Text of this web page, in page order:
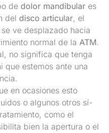
de dolor mandibular es
del disco articular, el
ve desplazado hacia
normal de la ATM.
no significa que tenga
que estemos ante una
en ocasiones esto
o algunos otros sí­
como el
bien la apertura o el